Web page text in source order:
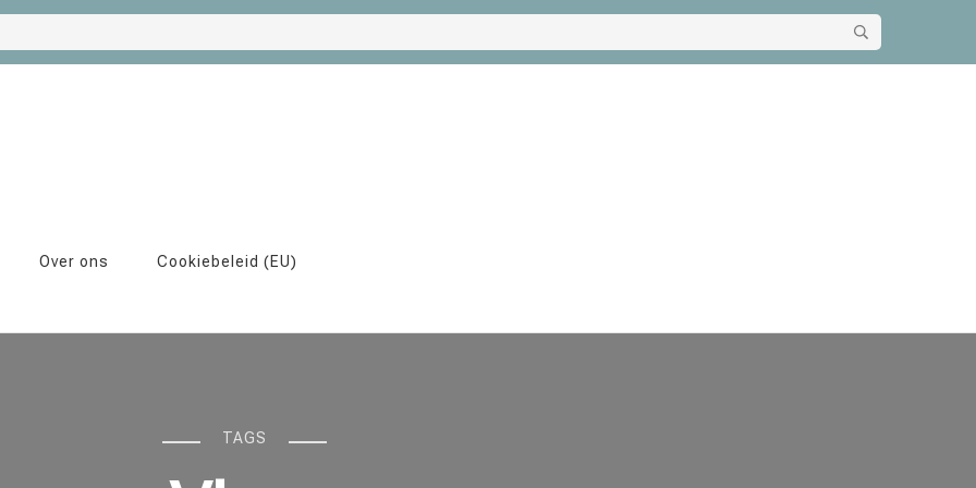
Over ons Cookiebeleid (EU)
TAGS